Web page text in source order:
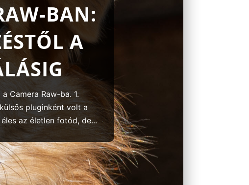
BAN:
A
Camera Raw-ba. 1.
pluginként volt a
az életlen fotód, de...